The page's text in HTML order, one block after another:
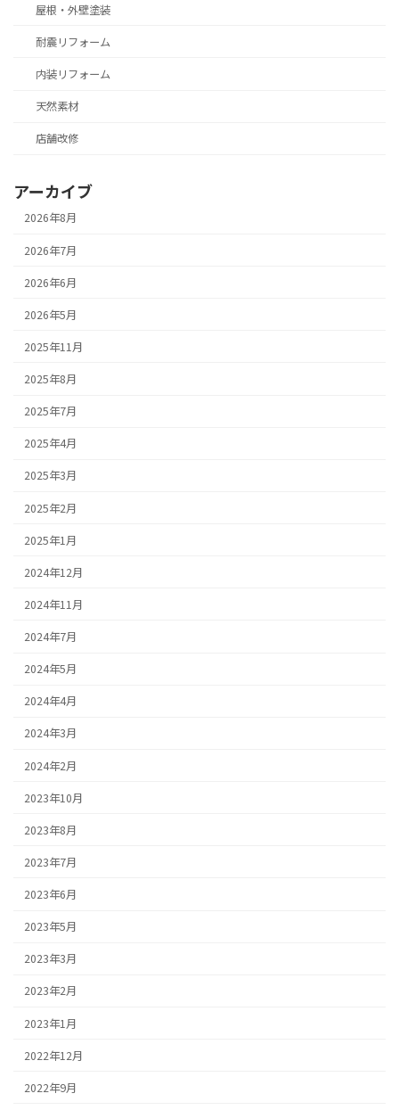
屋根・外壁塗装
耐震リフォーム
内装リフォーム
天然素材
店舗改修
アーカイブ
2026年8月
2026年7月
2026年6月
2026年5月
2025年11月
2025年8月
2025年7月
2025年4月
2025年3月
2025年2月
2025年1月
2024年12月
2024年11月
2024年7月
2024年5月
2024年4月
2024年3月
2024年2月
2023年10月
2023年8月
2023年7月
2023年6月
2023年5月
2023年3月
2023年2月
2023年1月
2022年12月
2022年9月